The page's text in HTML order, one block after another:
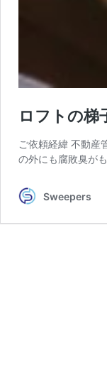
ロフトの梯
ご依頼経緯 不動産
の外にも腐敗臭が
Sweepers